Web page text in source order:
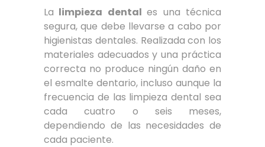
La limpieza dentales una técnica
segura, que debe llevarse a cabo por
higienistas dentales. Realizada con los
materiales adecuados y una práctica
correcta no produce ningún daño en
el esmalte dentario, incluso aunque la
frecuencia de las limpieza dental sea
cada cuatro o seis meses,
dependiendo de las necesidades de
cada paciente.